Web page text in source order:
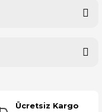
Ücretsiz Kargo